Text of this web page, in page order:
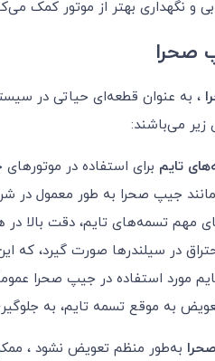
نگهداری بهتر از موتور کمک
، به عنوان قطعه‌ای حیاتی در
می‌باشند:
تایم برای استفاده در
مانند جیپ صحرا به طور معمول
مهم تسمه‌های تایم، دقت
در سیلندرها صورت گیرد، که
مورد استفاده در جیپ صحرا
به موقع تسمه تایم، به
به‌طور منظم تعویض نشود ،